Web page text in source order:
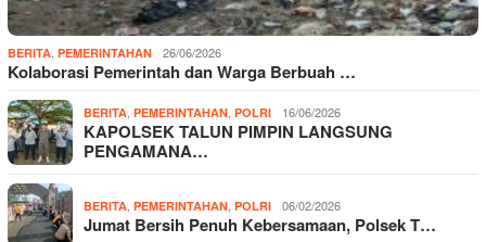
BERITA, PEMERINTAHAN 26/06/2026
Kolaborasi Pemerintah dan Warga Berbuah …
BERITA, PEMERINTAHAN, POLRI 16/06/2026
KAPOLSEK TALUN PIMPIN LANGSUNG
PENGAMANA…
BERITA, PEMERINTAHAN, POLRI 06/02/2026
Jumat Bersih Penuh Kebersamaan, Polsek T…